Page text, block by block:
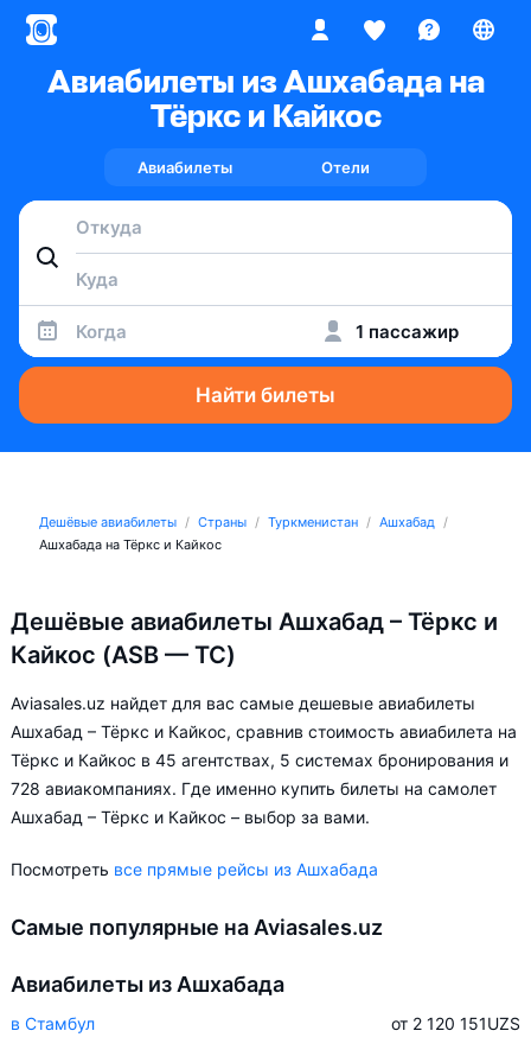
Авиабилеты из Ашхабада на
Тёркс и Кайкос
Авиабилеты Отели
Когда 1 пассажир
Найти билеты
Дешёвые авиабилеты Страны Туркменистан
Ашхабад
Ашхабада на Тёркс и Кайкос
Дешёвые авиабилеты Ашхабад – Тёркс и
Кайкос (ASB — TC)
Aviasales.uz найдет для вас самые дешевые авиабилеты
Ашхабад – Тёркс и Кайкос, сравнив стоимость авиабилета на
Тёркс и Кайкос в 45 агентствах, 5 системах бронирования и
728 авиакомпаниях. Где именно купить билеты на самолет
Ашхабад – Тёркс и Кайкос – выбор за вами.
Посмотреть все прямые рейсы из Ашхабада
Самые популярные на Aviasales.uz
Авиабилеты из Ашхабада
в Стамбул от 2 120 151UZS